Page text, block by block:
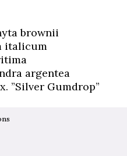
brownii
italicum
argentea
”Silver Gumdrop”